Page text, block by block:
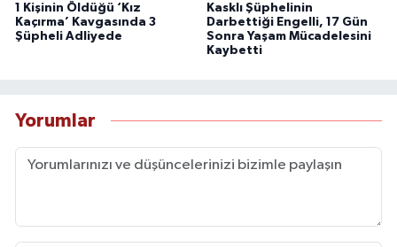
1 Kişinin Öldüğü ‘Kız
Kaçırma’ Kavgasında 3
Şüpheli Adliyede
Kasklı Şüphelinin
Darbettiği Engelli, 17 Gün
Sonra Yaşam Mücadelesini
Kaybetti
Yorumlar